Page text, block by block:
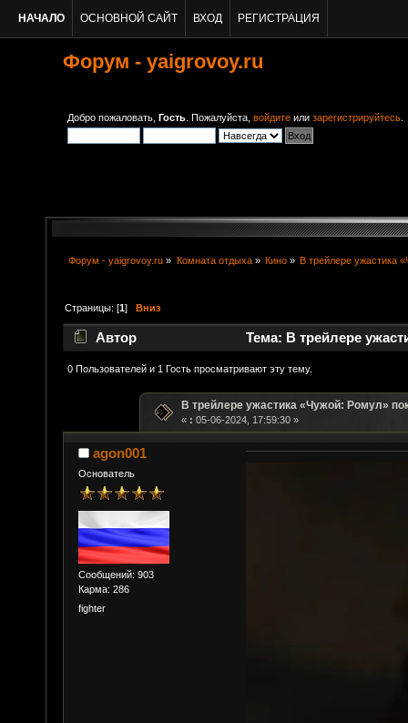
НАЧАЛО ОСНОВНОЙ САЙТ ВХОД РЕГИСТРАЦИЯ
Форум - yaigrovoy.ru
Добро пожаловать, Гость . Пожалуйста, войдите или зарегистрируйтесь
Форум - yaigrovoy.ru » Комната отдыха» Кино» В трейлере ужастика
Страницы: [1]Вниз
Автор
Тема: В трейлере
героев (Прочитано 10473 раз)
0 Пользователей и 1 Гость просматривают эту тему.
В трейлере ужастика «Чужой: Ромул»
« : 05-06-2024, 17:59:30 »
agon001
Основатель
Сообщений: 903
Карма: 286
fighter